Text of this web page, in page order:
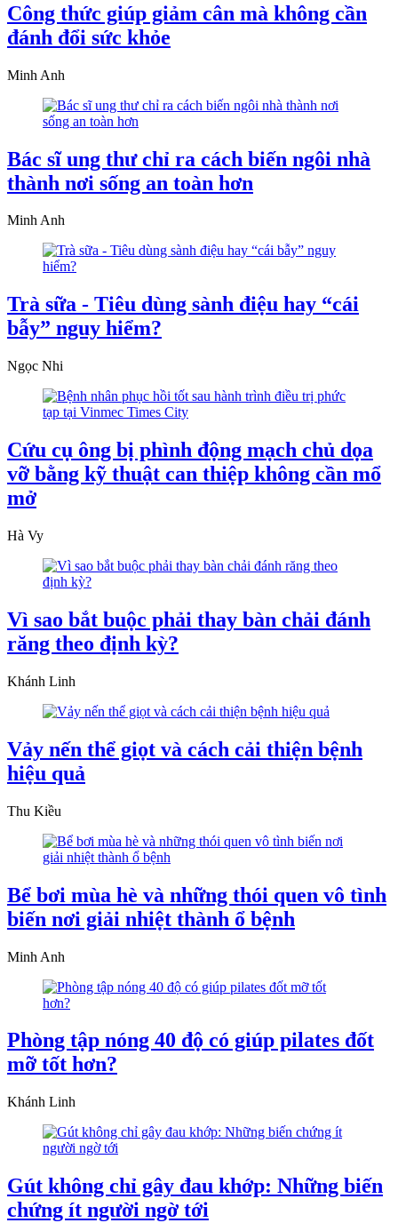
Công thức giúp giảm cân mà không cần
đánh đổi sức khỏe
Minh Anh
Bác sĩ ung thư chỉ ra cách biến ngôi nhà
thành nơi sống an toàn hơn
Minh Anh
Trà sữa - Tiêu dùng sành điệu hay “cái
bẫy” nguy hiểm?
Ngọc Nhi
Cứu cụ ông bị phình động mạch chủ dọa
vỡ bằng kỹ thuật can thiệp không cần mổ
mở
Hà Vy
Vì sao bắt buộc phải thay bàn chải đánh
răng theo định kỳ?
Khánh Linh
Vảy nến thể giọt và cách cải thiện bệnh
hiệu quả
Thu Kiều
Bể bơi mùa hè và những thói quen vô tình
biến nơi giải nhiệt thành ổ bệnh
Minh Anh
Phòng tập nóng 40 độ có giúp pilates đốt
mỡ tốt hơn?
Khánh Linh
Gút không chỉ gây đau khớp: Những biến
chứng ít người ngờ tới